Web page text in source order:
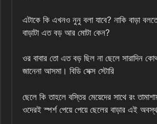
এটাকে কি এখনও নুনু বলা যাবে? নাকি বাড়া
বাড়াটা এত বড় আর মোটা কেন?
ওর বাবার তো এত বড় ছিল না ছেলে সারাদিন
জানেনা আসমা। বিডি সেক্স স্টোরি
ছেলে কি তাহলে বস্তির মেয়েদের সাথে রং
ওদেরই স্পর্শ পেয়ে পেয়ে ছেলের বাড়ার এই